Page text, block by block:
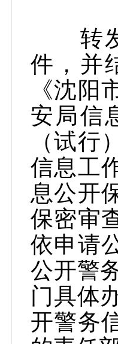
转发
件，并
《沈
安局信
（试
信息工
息公开
保密审
依申请
公开警
门具体
开警务